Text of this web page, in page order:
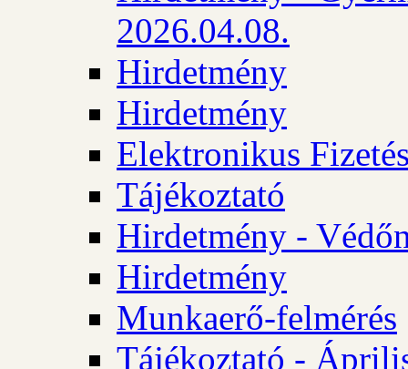
2026.04.08.
Hirdetmény
Hirdetmény
Elektronikus
Tájékoztató
Hirdetmény -
Hirdetmény
Munkaerő-felmérés
Tájékoztató -